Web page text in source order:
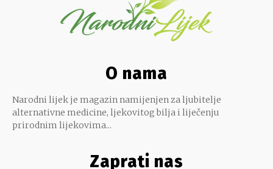
O nama
Narodni lijek je magazin namijenjen za ljubitelje
alternativne medicine, ljekovitog bilja i liječenju
prirodnim lijekovima...
Zaprati nas